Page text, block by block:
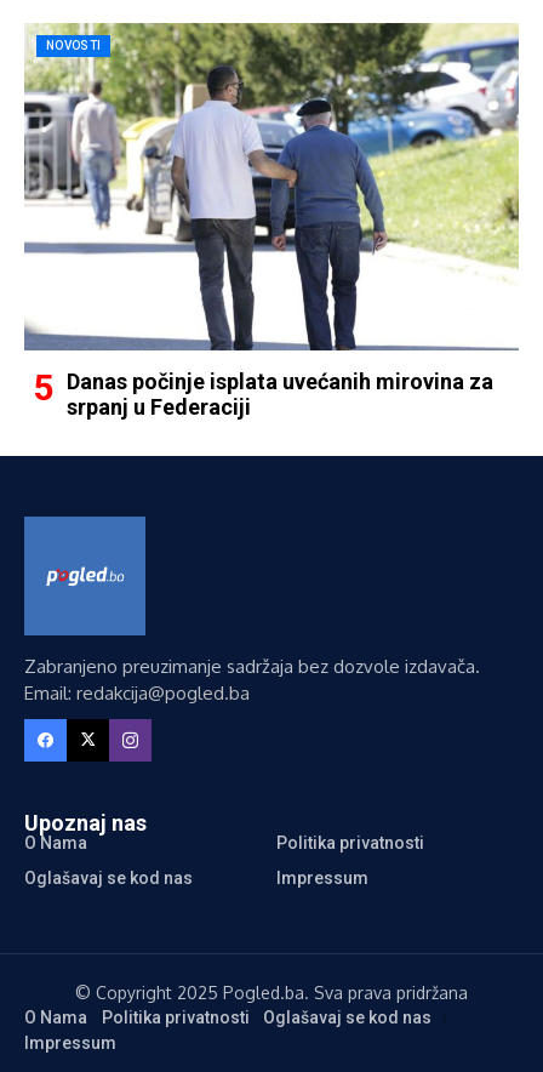
NOVOSTI
Danas počinje isplata uvećanih mirovina za
srpanj u Federaciji
Zabranjeno preuzimanje sadržaja bez dozvole izdavača.
Email: redakcija@pogled.ba
Upoznaj nas
O Nama
Politika privatnosti
Oglašavaj se kod nas
Impressum
© Copyright 2025 Pogled.ba. Sva prava pridržana
O Nama Politika privatnosti
Oglašavaj se kod nas
Impressum